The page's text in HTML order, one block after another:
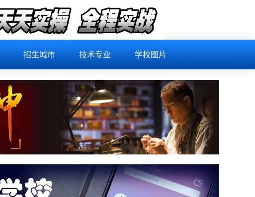
招生城市 技术专业 学校图片